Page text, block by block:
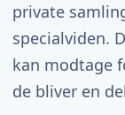
private
specialviden.
kan modtage
de bliver en